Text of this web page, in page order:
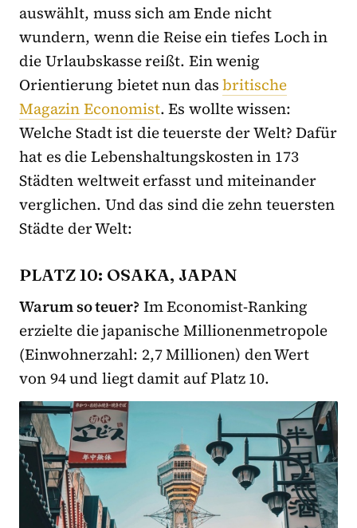
auswählt, muss sich am Ende nicht
wundern, wenn die Reise ein tiefes Loch in
die Urlaubskasse reißt. Ein wenig
Orientierung bietet nun dasbritische
Magazin Economist. Es wollte wissen:
Welche Stadt ist die teuerste der Welt? Dafür
hat es die Lebenshaltungskosten in 173
Städten weltweit erfasst und miteinander
verglichen. Und das sind die zehn teuersten
Städte der Welt:
PLATZ 10: OSAKA, JAPAN
Warum so teuer? Im Economist-Ranking
erzielte die japanische Millionenmetropole
(Einwohnerzahl: 2,7 Millionen) den Wert
von 94 und liegt damit auf Platz 10.